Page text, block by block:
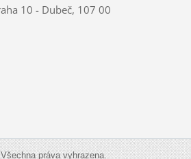
10 - Dubeč, 107 00
práva vyhrazena.